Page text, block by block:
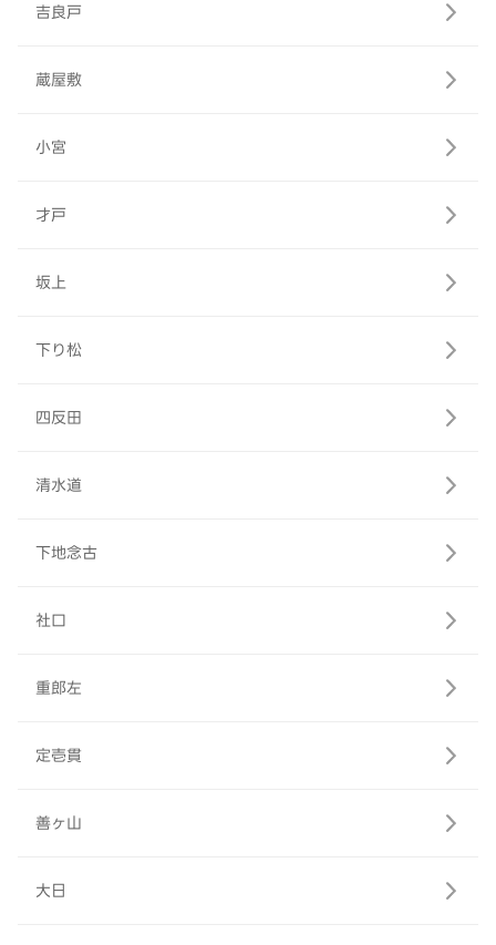
吉良戸
蔵屋敷
小宮
才戸
坂上
下り松
四反田
清水道
下地念古
社口
重郎左
定壱貫
善ヶ山
大日